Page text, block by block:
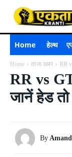
Home हेल्थ
Home ताजा खबर RR
RR vs
जानें हेड
By